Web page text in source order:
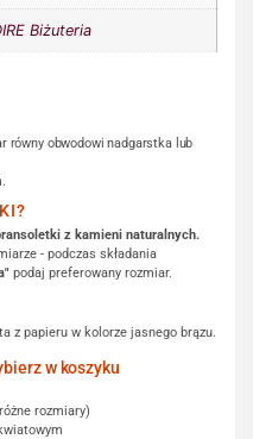
Biżuteria
równy obwodowi nadgarstka lub
z kamieni naturalnych.
- podczas składania
podaj preferowany rozmiar.
z papieru w kolorze jasnego brązu.
w koszyku
rozmiary)